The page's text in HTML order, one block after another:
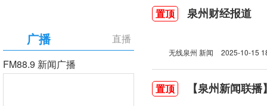
直播
广播
FM88.9 新闻广播
置顶 泉州财经报道
无线泉州 新闻 2025-10-15
置顶 【泉州新闻联